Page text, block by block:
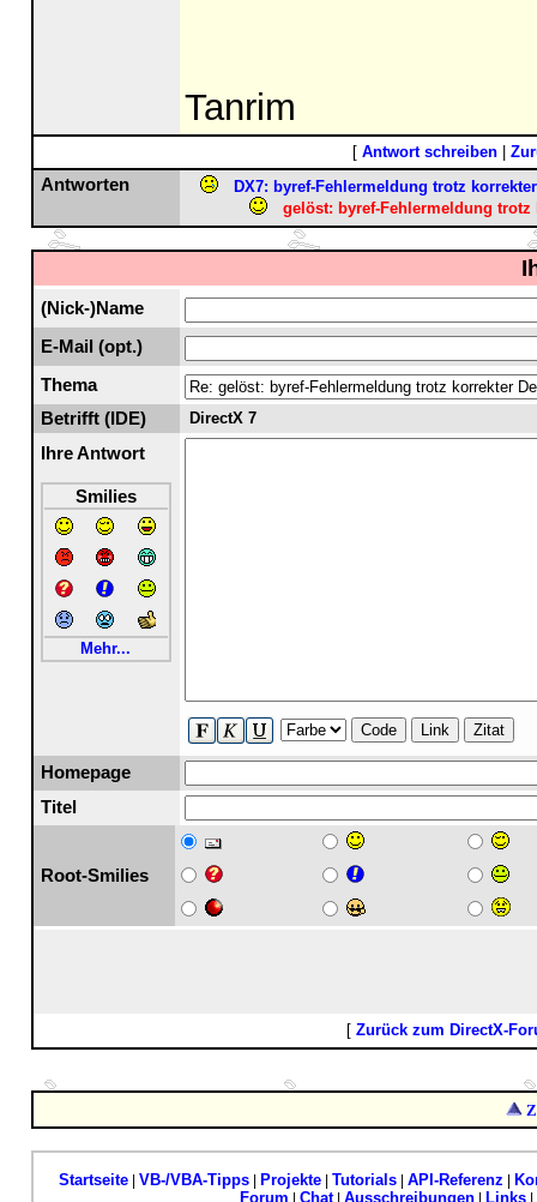
Tanrim
[ Antwort schreiben
Antworten
DX7: byref-Fehlermeldung trotz
gelöst: byref-Fehlermeldung trotz
(Nick-)Name
E-Mail (opt.)
Thema
Betrifft (IDE)
DirectX 7
Ihre Antwort
Smilies
Mehr...
Code Link Zitat
Homepage
Titel
Root-Smilies
[ Zurück zum DirectX-
Startseite VB-/VBA-Tipps Projekte Tutorials API-Referenz
Forum
Chat| Ausschreibungen| Links|